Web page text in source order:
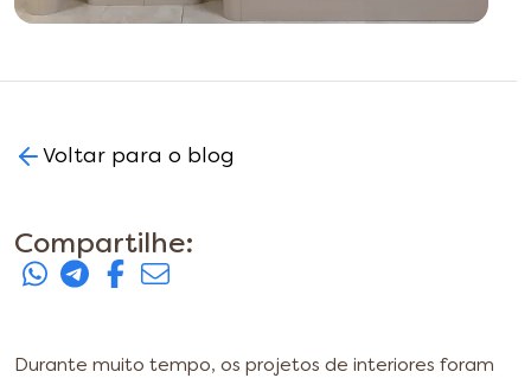
Voltar para o blog
Compartilhe:
Durante muito tempo, os projetos de interiores foram